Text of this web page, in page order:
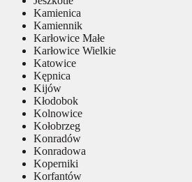
Kamienica
Kamiennik
Karłowice Małe
Karłowice Wielkie
Katowice
Kępnica
Kijów
Kłodobok
Kolnowice
Kołobrzeg
Konradów
Konradowa
Koperniki
Korfantów